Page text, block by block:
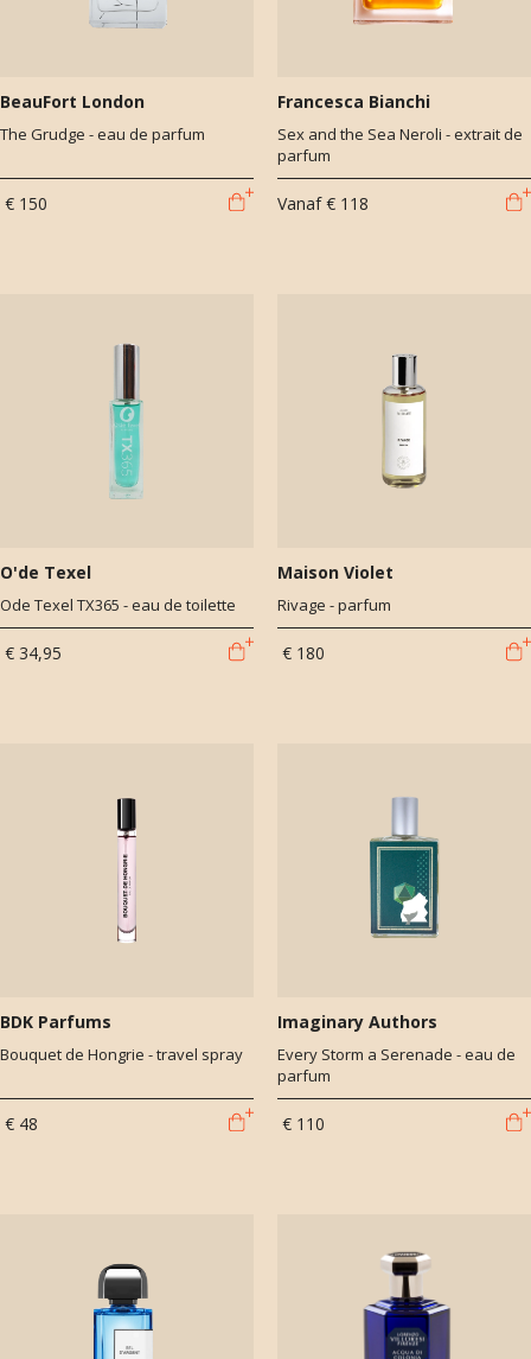
BeauFort London
The Grudge - eau de parfum
€ 150
Francesca Bianchi
Sex and the Sea Neroli - extrait de
parfum
Vanaf € 118
O'de Texel
Ode Texel TX365 - eau de toilette
€ 34,95
Maison Violet
Rivage - parfum
€ 180
BDK Parfums
Bouquet de Hongrie - travel spray
€ 48
Imaginary Authors
Every Storm a Serenade - eau de
parfum
€ 110